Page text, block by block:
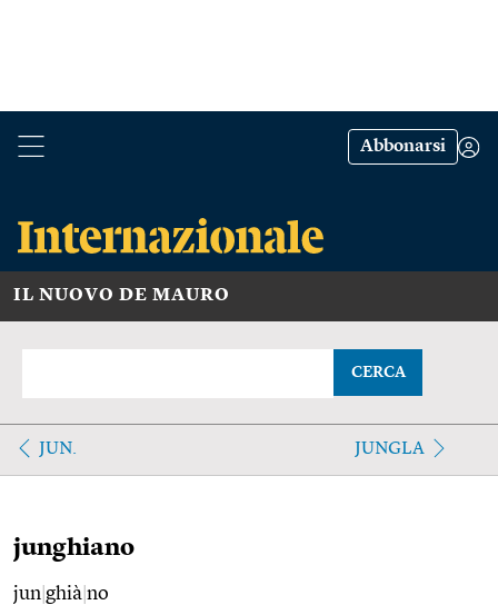
Abbonarsi
IL NUOVO DE MAURO
CERCA
JUN. JUNGLA
junghiano
jun ghià no